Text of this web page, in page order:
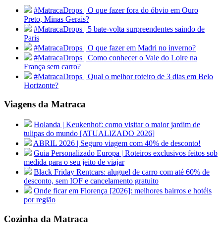
#MatracaDrops | O que fazer fora do óbvio em Ouro
Preto, Minas Gerais?
#MatracaDrops | 5 bate-volta surpreendentes saindo de
Paris
#MatracaDrops | O que fazer em Madri no inverno?
#MatracaDrops | Como conhecer o Vale do Loire na
França sem carro?
#MatracaDrops | Qual o melhor roteiro de 3 dias em Belo
Horizonte?
Viagens da Matraca
Holanda | Keukenhof: como visitar o maior jardim de
tulipas do mundo [ATUALIZADO 2026]
ABRIL 2026 | Seguro viagem com 40% de desconto!
Guia Personalizado Europa | Roteiros exclusivos feitos sob
medida para o seu jeito de viajar
Black Friday Rentcars: aluguel de carro com até 60% de
desconto, sem IOF e cancelamento gratuito
Onde ficar em Florença [2026]: melhores bairros e hotéis
por região
Cozinha da Matraca